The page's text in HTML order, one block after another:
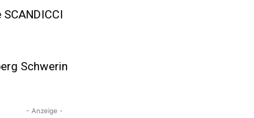
Schwerin
- Anzeige -